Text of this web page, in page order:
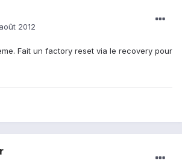
2012
Fait un factory reset via le recovery pour